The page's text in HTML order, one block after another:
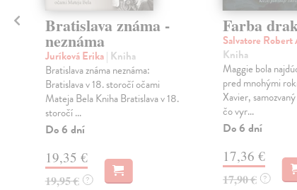
Bratislava známa -
neznáma
Juríková Erika| Kniha
Bratislava známa neznáma:
Bratislava v 18. storočí očami
Mateja Bela Kniha Bratislava v 18.
storočí ...
Do 6 dní
19,35 €
19,95 € ?
Farba
Salvatore
Kniha
Maggie bola
pred mnohými
Xavier,
čo vyr...
Do 6 dní
17,36 €
17,90 € ?